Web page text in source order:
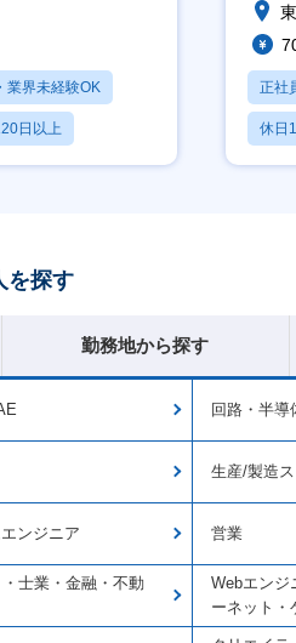
業界未経験OK
日以上
正社
休日
賞与
を探す
勤務地から探す
回路・半導
生産/製造
ンジニア 営業
士業・金融・不動
Webエンジ
ーネット・